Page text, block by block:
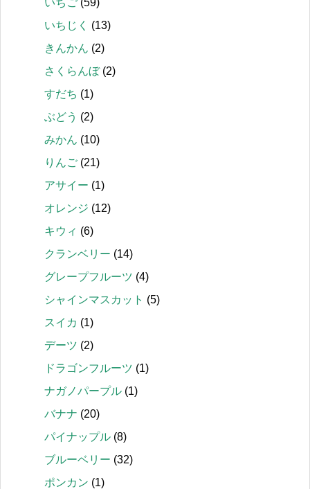
いちご (59)
いちじく
(13)
きんかん (2)
さくらんぼ(2)
すだち (1)
ぶどう (2)
みかん (10)
りんご (21)
アサイー (1)
オレンジ (12)
キウィ (6)
クランベリー (14)
グレープフルーツ (4)
シャインマスカット (5)
スイカ (1)
デーツ (2)
ドラゴンフルーツ (1)
ナガノパープル (1)
バナナ (20)
パイナップル (8)
ブルーベリー (32)
ポンカン (1)